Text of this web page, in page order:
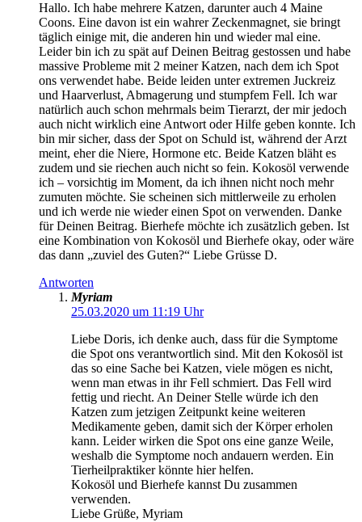
Hallo. Ich habe mehrere Katzen, darunter auch 4 Maine
Coons. Eine davon ist ein wahrer Zeckenmagnet, sie bringt
täglich einige mit, die anderen hin und wieder mal eine.
Leider bin ich zu spät auf Deinen Beitrag gestossen und habe
massive Probleme mit 2 meiner Katzen, nach dem ich Spot
ons verwendet habe. Beide leiden unter extremen Juckreiz
und Haarverlust, Abmagerung und stumpfem Fell. Ich war
natürlich auch schon mehrmals beim Tierarzt, der mir jedoch
auch nicht wirklich eine Antwort oder Hilfe geben konnte. Ich
bin mir sicher, dass der Spot on Schuld ist, während der Arzt
meint, eher die Niere, Hormone etc. Beide Katzen bläht es
zudem und sie riechen auch nicht so fein. Kokosöl verwende
ich – vorsichtig im Moment, da ich ihnen nicht noch mehr
zumuten möchte. Sie scheinen sich mittlerweile zu erholen
und ich werde nie wieder einen Spot on verwenden. Danke
für Deinen Beitrag. Bierhefe möchte ich zusätzlich geben. Ist
eine Kombination von Kokosöl und Bierhefe okay, oder wäre
das dann „zuviel des Guten?“ Liebe Grüsse D.
Antworten
Myriam
25.03.2020 um 11:19 Uhr
Liebe Doris, ich denke auch, dass für die Symptome
die Spot ons verantwortlich sind. Mit den Kokosöl ist
das so eine Sache bei Katzen, viele mögen es nicht,
wenn man etwas in ihr Fell schmiert. Das Fell wird
fettig und riecht. An Deiner Stelle würde ich den
Katzen zum jetzigen Zeitpunkt keine weiteren
Medikamente geben, damit sich der Körper erholen
kann. Leider wirken die Spot ons eine ganze Weile,
weshalb die Symptome noch andauern werden. Ein
Tierheilpraktiker könnte hier helfen.
Kokosöl und Bierhefe kannst Du zusammen
verwenden.
Liebe Grüße, Myriam